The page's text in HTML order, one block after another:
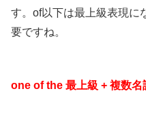
す。of以下は最上級表現に
要ですね。
one of the 最上級 + 複数名